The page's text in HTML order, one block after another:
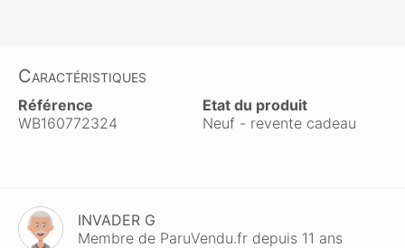
Caractéristiques
Référence
WB160772324
Etat du produit
Neuf - revente cadeau
INVADER G
Membre de ParuVendu.fr depuis 11 ans